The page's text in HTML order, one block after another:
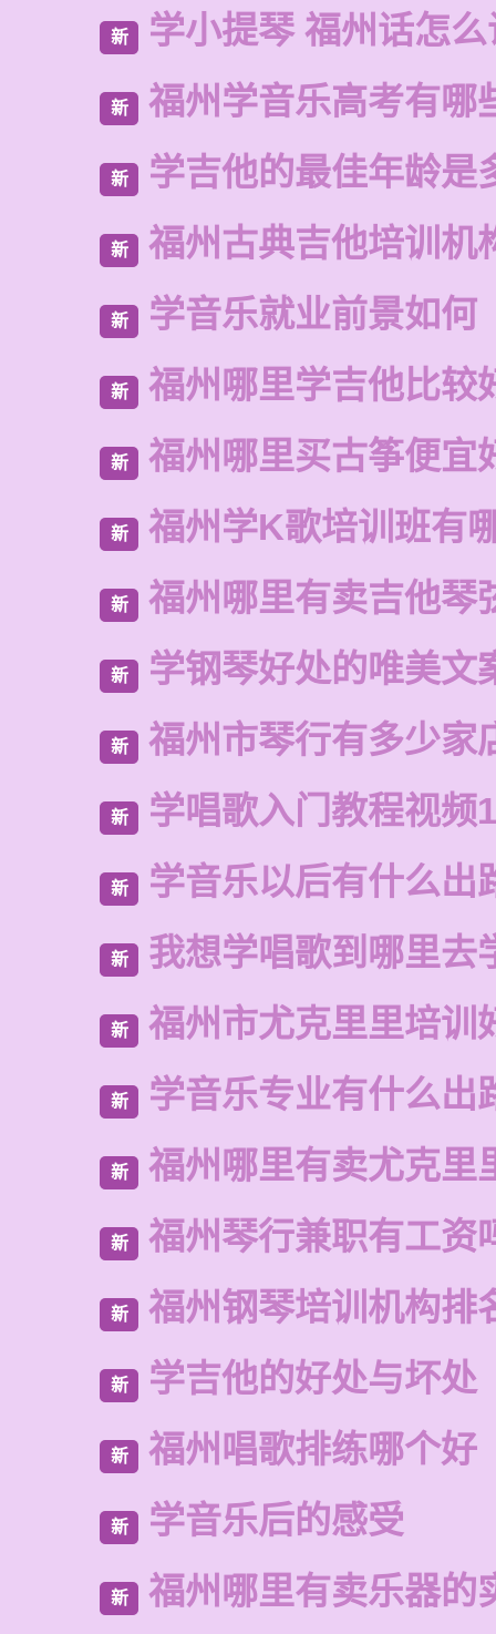
新 学小提琴 福州话怎
新 福州学音乐高考有哪
新 学吉他的最佳年龄是
新 福州古典吉他培训机
新 学音乐就业前景如何
新 福州哪里学吉他比较
新 福州哪里买古筝便宜
新 福州学K歌培训班有
新 福州哪里有卖吉他琴
新 学钢琴好处的唯美文
新 福州市琴行有多少家
新 学唱歌入门教程视频
新 学音乐以后有什么出
新 我想学唱歌到哪里去
新 福州市尤克里里培训
新 学音乐专业有什么出
新 福州哪里有卖尤克里
新 福州琴行兼职有工资
新 福州钢琴培训机构排
新 学吉他的好处与坏处
新 福州唱歌排练哪个好
新 学音乐后的感受
新 福州哪里有卖乐器的